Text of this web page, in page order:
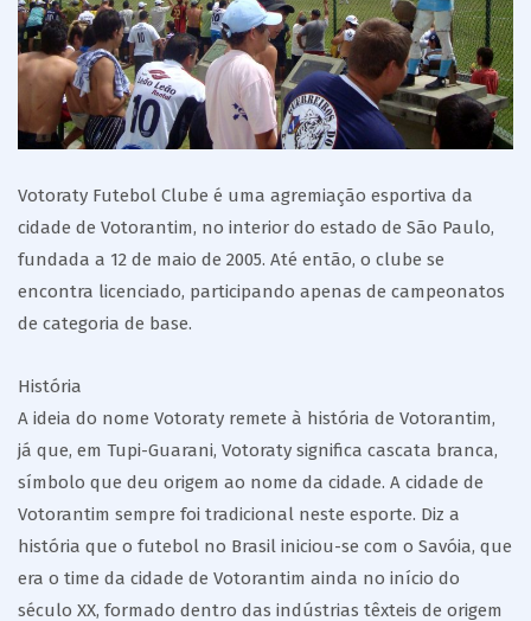
Votoraty Futebol Clube é uma agremiação esportiva da
cidade de Votorantim, no interior do estado de São Paulo,
fundada a 12 de maio de 2005. Até então, o clube se
encontra licenciado, participando apenas de campeonatos
de categoria de base.
História
A ideia do nome Votoraty remete à história de Votorantim,
já que, em Tupi-Guarani, Votoraty significa cascata branca,
símbolo que deu origem ao nome da cidade. A cidade de
Votorantim sempre foi tradicional neste esporte. Diz a
história que o futebol no Brasil iniciou-se com o Savóia, que
era o time da cidade de Votorantim ainda no início do
século XX, formado dentro das indústrias têxteis de origem